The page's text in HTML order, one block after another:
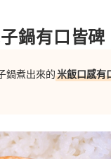
鍋有口皆碑
鍋煮出來的米飯口感有